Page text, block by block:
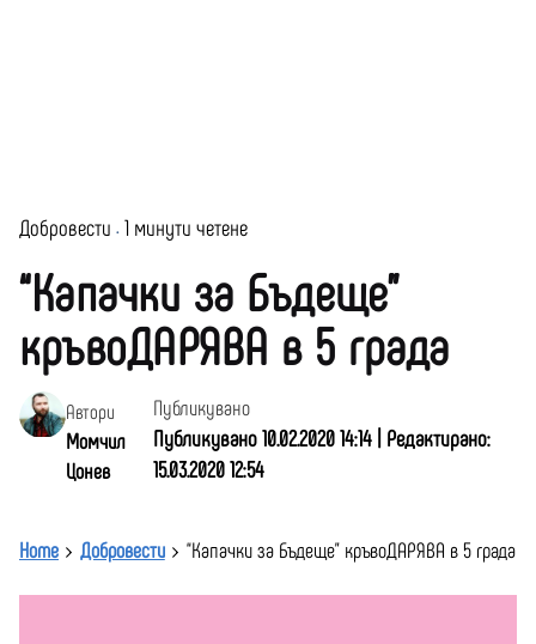
Добровести 1 минути четене
“Капачки за Бъдеще”
кръвоДАРЯВА в 5 града
Автори
Момчил
Цонев
Публикувано
Публикувано 10.02.2020 14:14 | Редактирано:
15.03.2020 12:54
Home Добровести “Капачки за Бъдеще” кръвоДАРЯВА в 5 града